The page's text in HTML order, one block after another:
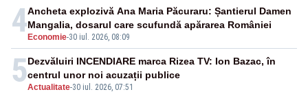
4 Economie-30 iul. 2026, 08:09
Ancheta explozivă Ana Maria Păcuraru: Șantierul Damen
Mangalia, dosarul care scufundă apărarea României
5Actualitate-30 iul. 2026, 07:51
Dezvăluiri INCENDIARE marca Rizea TV: Ion Bazac, în
centrul unor noi acuzații publice